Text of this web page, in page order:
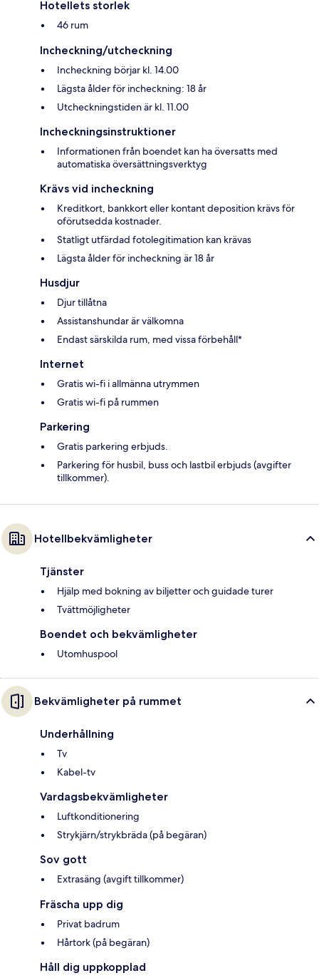
Hotellets storlek
46 rum
Incheckning/utcheckning
Incheckning börjar kl. 14.00
Lägsta ålder för incheckning: 18 år
Utcheckningstiden är kl. 11.00
Incheckningsinstruktioner
Informationen från boendet kan ha översatts med
automatiska översättningsverktyg
Krävs vid incheckning
Kreditkort, bankkort eller kontant deposition krävs för
oförutsedda kostnader.
Statligt utfärdad fotolegitimation kan krävas
Lägsta ålder för incheckning är 18 år
Husdjur
Djur tillåtna
Assistanshundar är välkomna
Endast särskilda rum, med vissa förbehåll*
Internet
Gratis wi-fi i allmänna utrymmen
Gratis wi-fi på rummen
Parkering
Gratis parkering erbjuds.
Parkering för husbil, buss och lastbil erbjuds (avgifter
tillkommer).
Hotellbekvämligheter
Tjänster
Hjälp med bokning av biljetter och guidade turer
Tvättmöjligheter
Boendet och bekvämligheter
Utomhuspool
Bekvämligheter på rummet
Underhållning
Tv
Kabel-tv
Vardagsbekvämligheter
Luftkonditionering
Strykjärn/strykbräda (på begäran)
Sov gott
Extrasäng (avgift tillkommer)
Fräscha upp dig
Privat badrum
Hårtork (på begäran)
Håll dig uppkopplad